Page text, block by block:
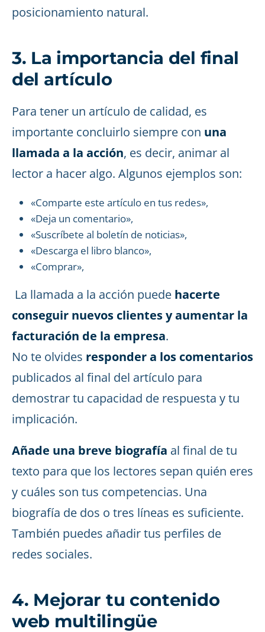
posicionamiento natural.
3. La importancia del final
del artículo
Para tener un artículo de calidad, es
importante concluirlo siempre con una
llamada a la acción, es decir, animar al
lector a hacer algo. Algunos ejemplos son:
«Comparte este artículo en tus redes»,
«Deja un comentario»,
«Suscríbete al boletín de noticias»,
«Descarga el libro blanco»,
«Comprar»,
La llamada a la acción puede hacerte
conseguir nuevos clientes y aumentar la
facturación de la empresa.
No te olvides responder a los comentarios
publicados al final del artículo para
demostrar tu capacidad de respuesta y tu
implicación.
Añade una breve biografía al final de tu
texto para que los lectores sepan quién eres
y cuáles son tus competencias. Una
biografía de dos o tres líneas es suficiente.
También puedes añadir tus perfiles de
redes sociales.
4. Mejorar tu contenido
web multilingüe